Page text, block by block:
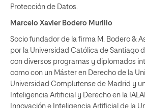
Protección de Datos.
Marcelo Xavier Bodero Murillo
Socio fundador de la firma M. Bodero &
por la Universidad Católica de Santiago
con diversos programas y diplomados
como con un Máster en Derecho de la
Universidad Complutense de Madrid y
Inteligencia Artificial y Derecho en la
Innovación e Inteligencia Artificial de la